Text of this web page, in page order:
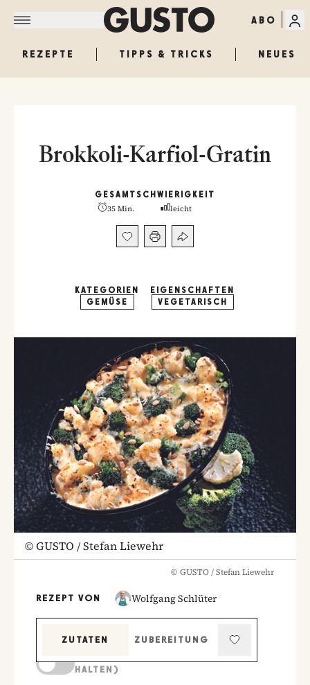
ABO
REZEPTE TIPPS & TRICKS NEUES
Brokkoli-Karfiol-Gratin
GESAMT
35 Min.
SCHWIERIGKEIT
leicht
KATEGORIEN
GEMÜSE
EIGENSCHAFTEN
VEGETARISCH
©GUSTO / Stefan Liewehr
© GUSTO / Stefan Liewehr
REZEPT VON Wolfgang Schlüter
ZUTATEN
ZUBEREITUNG
HALTEN)